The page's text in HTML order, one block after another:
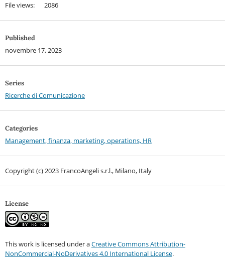
File views: 2086
Published
novembre 17, 2023
Series
Ricerche di Comunicazione
Categories
Management, finanza, marketing, operations, HR
Copyright (c) 2023 FrancoAngeli s.r.l., Milano, Italy
License
This work is licensed under aCreative Commons Attribution-
NonCommercial-NoDerivatives 4.0 International License.